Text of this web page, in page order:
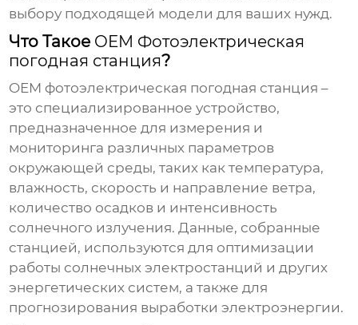
выбору подходящей модели для ваших нужд.
Что Такое OEM Фотоэлектрическая
погодная станция?
OEM фотоэлектрическая погодная станция –
это специализированное устройство,
предназначенное для измерения и
мониторинга различных параметров
окружающей среды, таких как температура,
влажность, скорость и направление ветра,
количество осадков и интенсивность
солнечного излучения. Данные, собранные
станцией, используются для оптимизации
работы солнечных электростанций и других
энергетических систем, а также для
прогнозирования выработки электроэнергии.